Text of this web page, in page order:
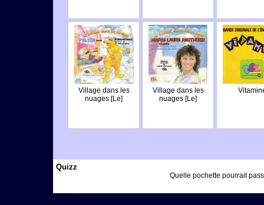
Village dans les
nuages [Le]
Village dans les
nuages [Le]
Quizz
Quelle pochette pourrait